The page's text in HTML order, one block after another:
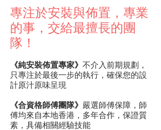
專注於安裝與佈置，專業
的事，交給最擅長的團
隊！
《純安裝佈置專家》 不介入前期規劃，
只專注於最後一步的執行，確保您的設
計原汁原味呈現
《合資格師傅團隊》 嚴選師傅保障，師
傅均來自本地香港，多年合作，保證質
素，具備相關經驗技能